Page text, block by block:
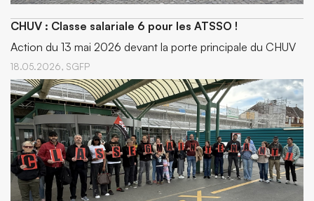
CHUV : Classe salariale 6 pour les ATSSO !
Action du 13 mai 2026 devant la porte principale du CHUV
18.05.2026, SGFP